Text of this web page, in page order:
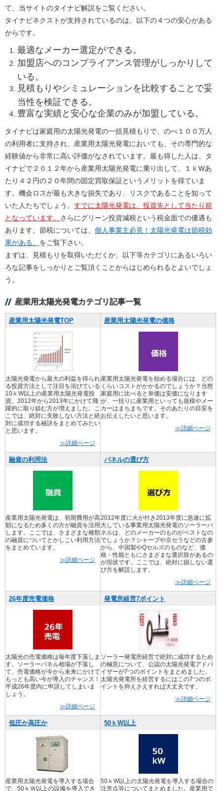
て、当サイトのタイナビ解説をご覧ください。
タイナビネクストが支持されているのは、以下の４つの安心がある
からです。
最適なメーカー選定ができる。
加盟店へのコンプライアンス管理がしっかりして
いる。
見積もりやシミュレーションを比較することで妥
当性を検証できる。
豊富な実績と安心な企業のみが加盟している。
タイナビは家庭用の太陽光発電の一括見積もりで、のべ１００万人
の利用者に支持され、産業用太陽光発電においても、その専門的な
経験値から非常に高い評価がなされています。最も得した人は、タ
イナビで２０１２年から産業用太陽光発電に乗り出して、１ｋWあ
たり４２円の２０年間の固定買取保証というメリットを得ていま
す。機会ロスが最も大きな損失であり、リスクであることを知って
いた人たちでしょう。 すでに太陽光発電は、投資先として当たり前
となっています。 さらにグリーン投資減税という税金面での優遇も
あります。節税については、 個人事業主必見！太陽光発電は節税効
果がある。 をご覧下さい。
まずは、見積もりを取得いただくか、以下等カテゴリにあるいろい
ろな記事をしっかりとご覧頂くことからはじめられるとよいでしょ
う。
産業用太陽光発電カテゴリ記事一覧
産業用太陽光発電TOP
太陽光発電から最大の利益を得られ
る投資方法として注目を浴びている
10ｋW以上の産業用太陽光発電投
資。2012年から2013年にかけて飛
躍的に取り組む方が増えました。こ
こでは、絶対に失敗しない方法と絶
対に成功する秘訣をまとめてみたい
と思います。
≫詳細ページ
産業用太陽光発電の価格
産業用太陽光発電を始める場合には、どの
くらいコストがかかるのでしょうか？当然
家庭用に比べると単価は安価になります
が、一括りに産業用といっても規模やメー
カーはまちまちです。そのあたりの目安を
お伝えしたいと思います。
≫詳細ページ
融資の利用法
産業用太陽光発電は、初期費用が高
額になるため多くの方が融資を活用
します。ここでは、さまざまな種類
の融資についてとかしこい利用方法
をまとめています。
≫詳細ページ
パネルの選び方
2012年度に火が付き2013年度に急速に拡
大している事業用太陽光発電のソーラーパ
ネルは、どのメーカーのものがベストなの
でしょうか？シャープや京セラなどの古参
から、中国製やQセルズのものなど、価
格・性能ともにさまざまな選択肢があるの
が現状です。ここでは、絶対に損しない選
び方を解説します。
≫詳細ページ
26年度売電価格
太陽光の売電価格は毎年度下落しま
す。ソーラーパネル相場が下落し
て、売電価格が今から未来にかけて
もっとも高い今が導入のチャンス！
平成26年度内に申請してしまいま
しょう。
≫詳細ページ
発電所経営7ポイント
ソーラー発電所経営で絶対に成功するため
の極意について、公認の太陽光発電アドバ
イザーが7つのポイントをまとめました。
太陽光発電所を経営するにはこの7つのポ
イントを抑えさえすれば大丈夫です。
≫詳細ページ
低圧か高圧か
産業用太陽光発電を導入する場合
で、50ｋＷ以上の設備を導入でき
50ｋW以上
50ｋW以上の太陽光発電を導入する場合の
注意点等についてまとめました。産業用で